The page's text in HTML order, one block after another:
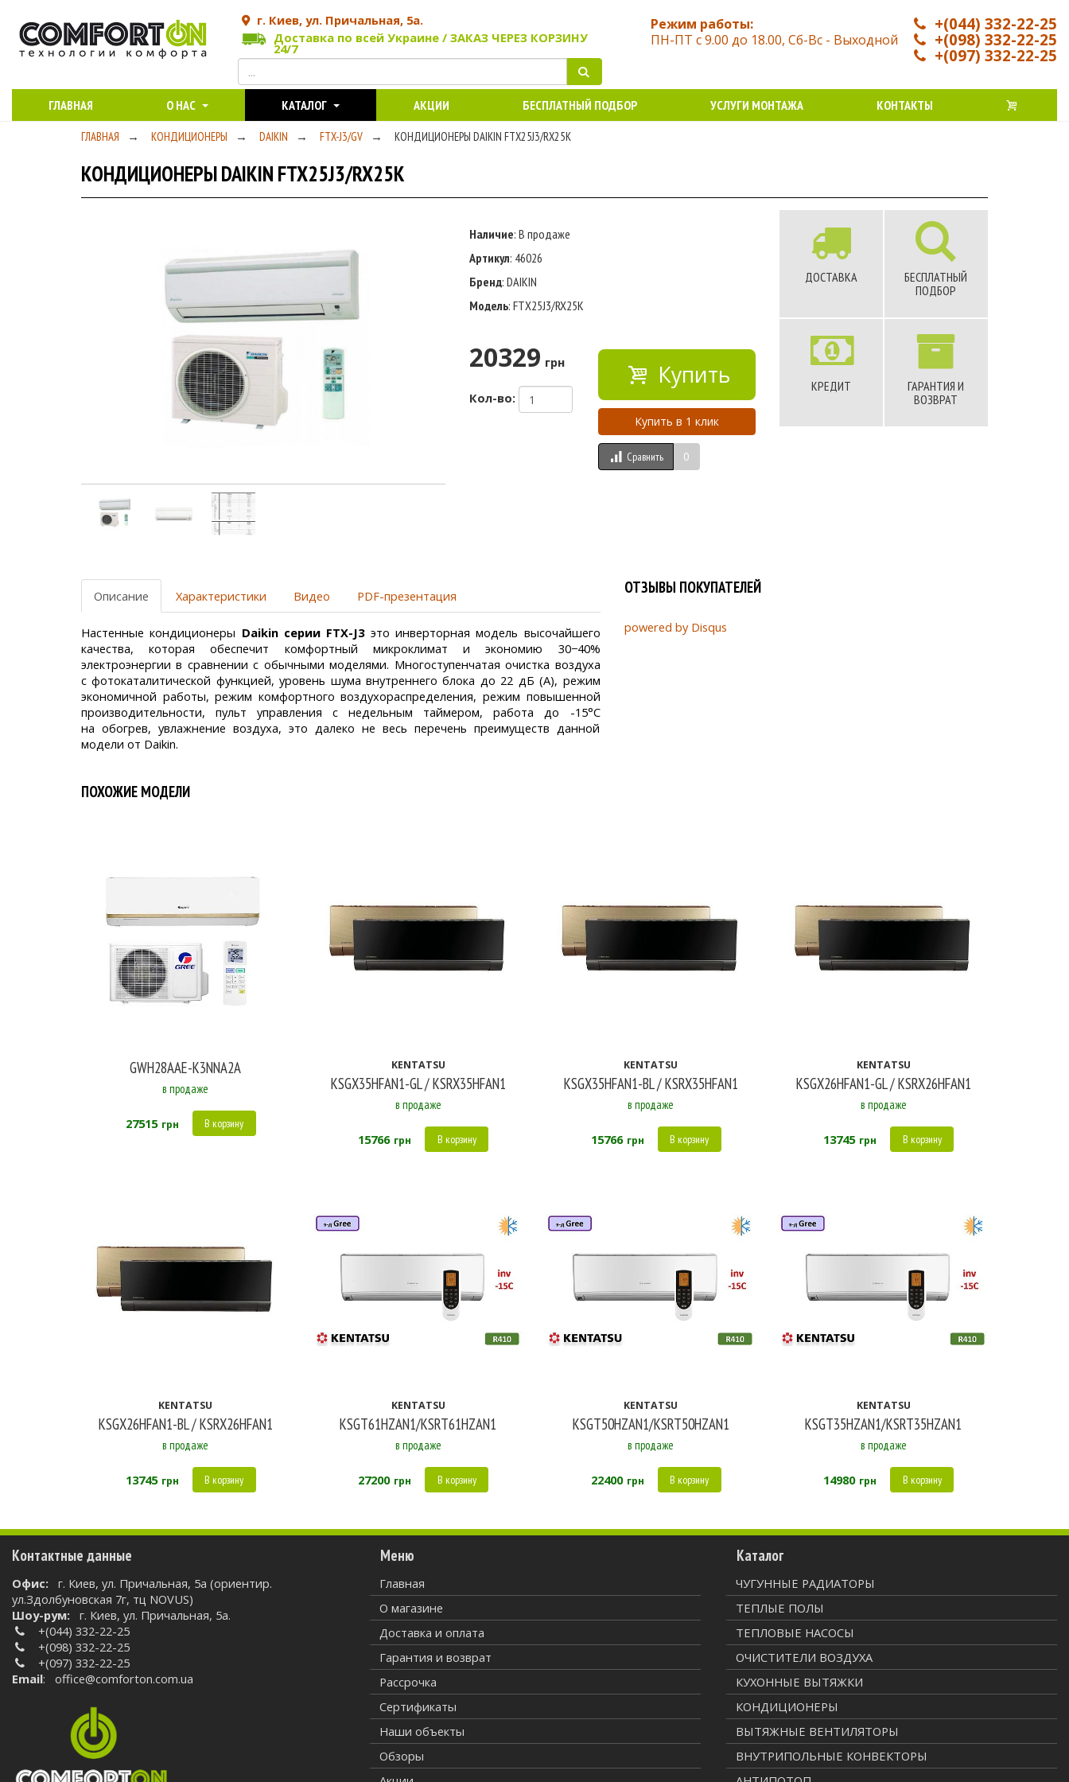
+(044) 332-22-25
+(098) 332-22-25
+(097) 332-22-25
Режим работы:
ПН-ПТ с 9.00 до 18.00, Сб-Вс - Выходной
г. Киев, ул. Причальная, 5а.
Доставка по всей Украине / ЗАКАЗ ЧЕРЕЗ КОРЗИНУ
24/7
ГЛАВНАЯ О НАС КАТАЛОГ АКЦИИ БЕСПЛАТНЫЙ ПОДБОР УСЛУГИ МОНТАЖА КОНТАКТЫ
ГЛАВНАЯ → КОНДИЦИОНЕРЫ → DAIKIN → FTX-J3/GV → КОНДИЦИОНЕРЫ DAIKIN FTX25J3/RX25K
КОНДИЦИОНЕРЫ DAIKIN FTX25J3/RX25K
Наличие: В продаже
Артикул: 46026
Бренд: DAIKIN
Модель: FTX25J3/RX25K
20329 грн
Кол-во:
Купить
Купить в 1 клик
Сравнить 0
ДОСТАВКА
БЕСПЛАТНЫЙ
ПОДБОР
КРЕДИТ
ГАРАНТИЯ И
ВОЗВРАТ
Описание Характеристики Видео PDF-презентация
Настенные кондиционеры Daikin серии FTX-J3это инверторная модель высочайшего
качества, которая обеспечит комфортный микроклимат и экономию 30−40%
электроэнергии в сравнении с обычными моделями. Многоступенчатая очистка воздуха
с фотокаталитической функцией, уровень шума внутреннего блока до 22 дБ (А), режим
экономичной работы, режим комфортного воздухораспределения, режим повышенной
производительности, пульт управления с недельным таймером, работа до -15°С
на обогрев, увлажнение воздуха, это далеко не весь перечень преимуществ данной
модели от Daikin.
ОТЗЫВЫ ПОКУПАТЕЛЕЙ
powered by Disqus
ПОХОЖИЕ МОДЕЛИ
GWH28AAE-K3NNA2A
в продаже
27515 грн В корзину
KENTATSU
KSGX35HFAN1-GL / KSRX35HFAN1
в продаже
15766 грн В корзину
KENTATSU
KSGX35HFAN1-BL / KSRX35HFAN1
в продаже
15766 грн В корзину
KENTATSU
KSGX26HFAN1-GL / KSRX26HFAN1
в продаже
13745 грн В корзину
KENTATSU
KSGX26HFAN1-BL / KSRX26HFAN1
в продаже
13745 грн В корзину
KENTATSU
KSGT61HZAN1/KSRT61HZAN1
в продаже
27200 грн В корзину
KENTATSU
KSGT50HZAN1/KSRT50HZAN1
в продаже
22400 грн В корзину
KENTATSU
KSGT35HZAN1/KSRT35HZAN1
в продаже
14980 грн В корзину
Контактные данные
Oфис:
г. Киев, ул. Причальная, 5а (ориентир.
ул.Здолбуновская 7г, тц NOVUS)
Шоу-рум:
г. Киев, ул. Причальная, 5а.
+(044) 332-22-25
+(098) 332-22-25
+(097) 332-22-25
Email: office@comforton.com.ua
Меню
Главная
О магазине
Доставка и оплата
Гарантия и возврат
Рассрочка
Сертификаты
Наши объекты
Обзоры
Каталог
ЧУГУННЫЕ РАДИАТОРЫ
ТЕПЛЫЕ ПОЛЫ
ТЕПЛОВЫЕ НАСОСЫ
ОЧИСТИТЕЛИ ВОЗДУХА
КУХОННЫЕ ВЫТЯЖКИ
КОНДИЦИОНЕРЫ
ВЫТЯЖНЫЕ ВЕНТИЛЯТОРЫ
ВНУТРИПОЛЬНЫЕ КОНВЕКТОРЫ